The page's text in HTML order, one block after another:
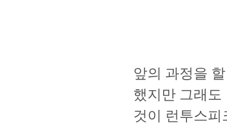
앞의 과정을
했지만 그래도
것이 런투스